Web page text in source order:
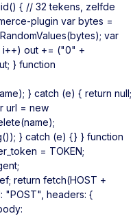
{ // 32 tekens, zelfde
plugin var bytes =
var
i++) out += ("0" +
} function
} catch (e) { return null;
url = new
} catch (e) {} } function
= TOKEN;
return fetch(HOST +
"POST", headers: {